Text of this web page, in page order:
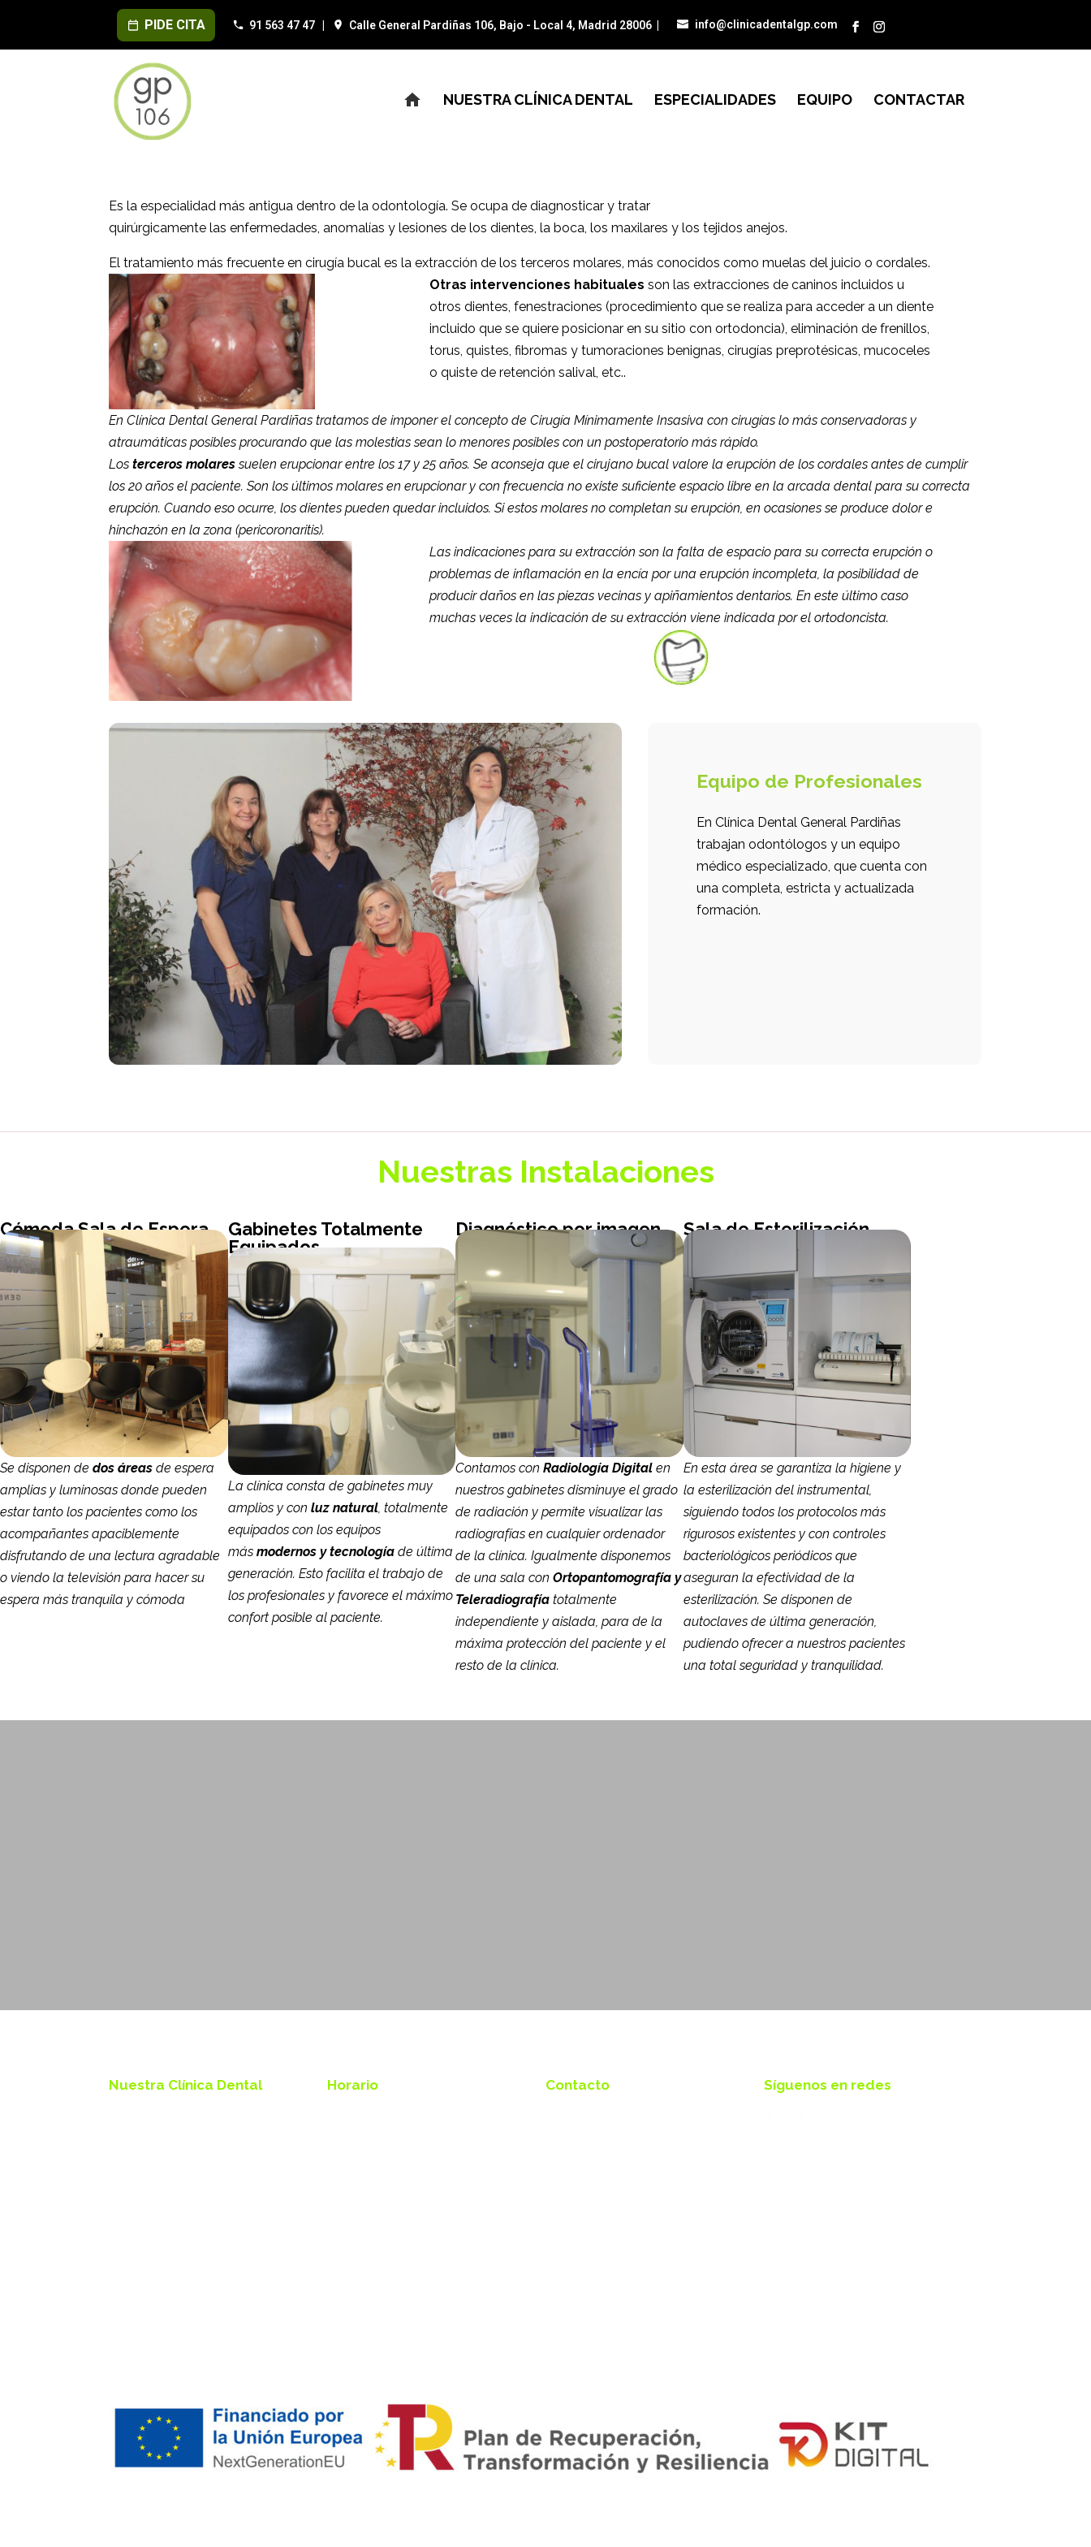
PIDE CITA 91 563 47 47 | Calle General Pardiñas 106, Bajo - Local 4, Madrid 28006 | info@clinicadentalgp.com
NUESTRA CLÍNICA DENTAL ESPECIALIDADES EQUIPO CONTACTAR
Es la especialidad más antigua dentro de la odontología. Se ocupa de diagnosticar y tratar
quirúrgicamente las enfermedades, anomalías y lesiones de los dientes, la boca, los maxilares y los tejidos anejos.
El tratamiento más frecuente en cirugía bucal es la extracción de los terceros molares, más conocidos como muelas del juicio o cordales.
Otras intervenciones habituales son las extracciones de caninos incluidos u
otros dientes, fenestraciones (procedimiento que se realiza para acceder a un diente
incluido que se quiere posicionar en su sitio con ortodoncia), eliminación de frenillos,
torus, quistes, fibromas y tumoraciones benignas, cirugías preprotésicas, mucoceles
o quiste de retención salival, etc..
En Clínica Dental General Pardiñas tratamos de imponer el concepto de Cirugía Mínimamente Insasiva con cirugías lo más conservadoras y
atraumáticas posibles procurando que las molestias sean lo menores posibles con un postoperatorio más rápido.
Losterceros molares suelen erupcionar entre los 17 y 25 años. Se aconseja que el cirujano bucal valore la erupción de los cordales antes de cumplir
los 20 años el paciente. Son los últimos molares en erupcionar y con frecuencia no existe suficiente espacio libre en la arcada dental para su correcta
erupción. Cuando eso ocurre, los dientes pueden quedar incluidos. Si estos molares no completan su erupción, en ocasiones se produce dolor e
hinchazón en la zona (pericoronaritis).
Las indicaciones para su extracción son la falta de espacio para su correcta erupción o
problemas de inflamación en la encía por una erupción incompleta, la posibilidad de
producir daños en las piezas vecinas y apiñamientos dentarios. En este último caso
muchas veces la indicación de su extracción viene indicada por el ortodoncista.
Equipo de Profesionales
En Clínica Dental General Pardiñas
trabajan odontólogos y un equipo
médico especializado, que cuenta con
una completa, estricta y actualizada
formación.
Nuestras Instalaciones
Cómoda Sala de Espera
Se disponen de dos áreas de espera
amplias y luminosas donde pueden
estar tanto los pacientes como los
acompañantes apaciblemente
disfrutando de una lectura agradable
o viendo la televisión para hacer su
espera más tranquila y cómoda
Gabinetes Totalmente
Equipados
La clínica consta de gabinetes muy
amplios y con luz natural, totalmente
equipados con los equipos
más modernos y tecnología de última
generación. Esto facilita el trabajo de
los profesionales y favorece el máximo
confort posible al paciente.
Diagnóstico por imagen
Contamos conRadiología Digital en
nuestros gabinetes disminuye el grado
de radiación y permite visualizar las
radiografías en cualquier ordenador
de la clínica.Igualmente disponemos
de una sala conOrtopantomografía y
Teleradiografía totalmente
independiente y aislada, para de la
máxima protección del paciente y el
resto de la clínica.
Sala de Esterilización
En esta área se garantiza la higiene y
la esterilización del instrumental,
siguiendo todos los protocolos más
rigurosos existentes y con controles
bacteriológicos periódicos que
aseguran la efectividad de la
esterilización. Se disponen de
autoclaves de última generación,
pudiendo ofrecer a nuestros pacientes
una total seguridad y tranquilidad.
Nuestra Clínica Dental Horario Contacto Síguenos en redes